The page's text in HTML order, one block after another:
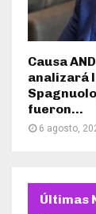
Causa
analizará
fueron...
6 agosto,
Últimas